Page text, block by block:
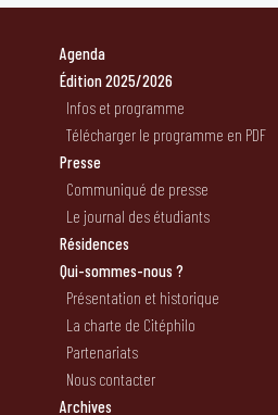
Agenda
Édition 2025/2026
Infos et programme
Télécharger le programme en PDF
Presse
Communiqué de presse
Le journal des étudiants
Résidences
Qui-sommes-nous ?
Présentation et historique
La charte de Citéphilo
Partenariats
Nous contacter
Archives